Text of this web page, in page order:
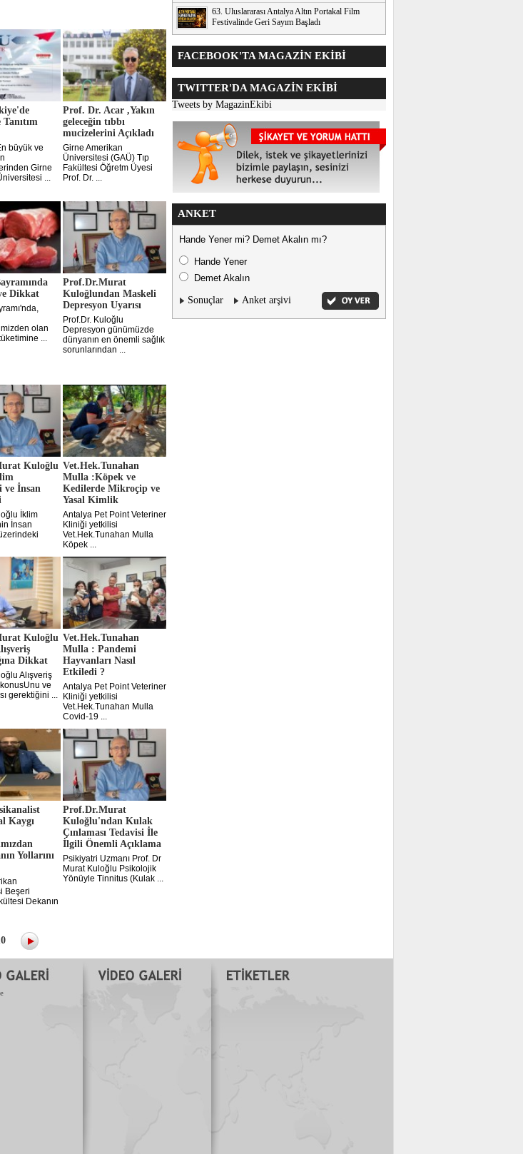
büyük ve
Girne
...
Prof. Dr. Acar ,Yakın
geleceğin tıbbı
mucizelerini Açıkladı
Girne Amerikan
Üniversitesi (GAÜ) Tıp
Fakültesi Öğretm Üyesi
Prof. Dr. ...
Dikkat
olan
...
Prof.Dr.Murat
Kuloğlundan Maskeli
Depresyon Uyarısı
Prof.Dr. Kuloğlu
Depresyon günümüzde
dünyanın en önemli sağlık
sorunlarından ...
Kuloğlu
ve İnsan
İklim
İnsan
Vet.Hek.Tunahan
Mulla :Köpek ve
Kedilerde Mikroçip ve
Yasal Kimlik
Antalya Pet Point Veteriner
Kliniği yetkilisi
Vet.Hek.Tunahan Mulla
Köpek ...
Kuloğlu
Dikkat
Alışveriş
konusUnu ve
gerektiğini ...
Vet.Hek.Tunahan
Mulla : Pandemi
Hayvanları Nasıl
Etkiledi ?
Antalya Pet Point Veteriner
Kliniği yetkilisi
Vet.Hek.Tunahan Mulla
Covid-19 ...
Kaygı
Yollarını
Beşeri
Dekanın
Prof.Dr.Murat
Kuloğlu'ndan Kulak
Çınlaması Tedavisi İle
İlgili Önemli Açıklama
Psikiyatri Uzmanı Prof. Dr
Murat Kuloğlu Psikolojik
Yönüyle Tinnitus (Kulak ...
63. Uluslararası Antalya Altın Portakal Film
Festivalinde Geri Sayım Başladı
FACEBOOK'TA MAGAZİN EKİBİ
TWITTER'DA MAGAZİN EKİBİ
Tweets by MagazinEkibi
ANKET
Hande Yener mi? Demet Akalın mı?
Hande Yener
Demet Akalın
Sonuçlar Anket arşivi